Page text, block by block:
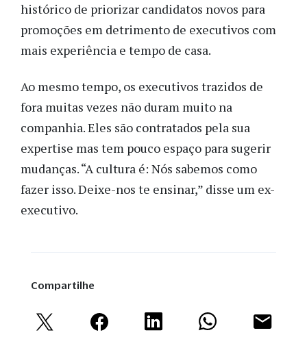
histórico de priorizar candidatos novos para
promoções em detrimento de executivos com
mais experiência e tempo de casa.
Ao mesmo tempo, os executivos trazidos de
fora muitas vezes não duram muito na
companhia. Eles são contratados pela sua
expertise mas tem pouco espaço para sugerir
mudanças. “A cultura é: Nós sabemos como
fazer isso. Deixe-nos te ensinar,” disse um ex-
executivo.
Compartilhe